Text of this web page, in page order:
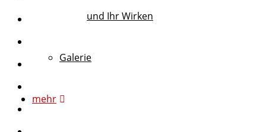
und Ihr Wirken
Galerie
mehr